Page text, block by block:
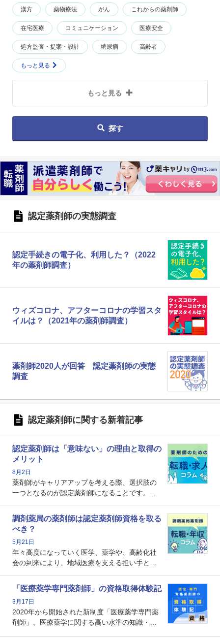
漢方 薬物療法 がん これからの薬剤師
在宅医療 コミュニケーション 医療安全
処方監査・提案・設計 糖尿病 高齢者
もっと見る
もっと見る
探す
認定薬剤師の実態調査
認定手続きの電子化、利用した？（2022
年の薬剤師調査）
ウィズコロナ、アフターコロナの学習スタ
イルは？（2021年の薬剤師調査）
薬剤師2020人が回答 認定薬剤師の実態
調査
認定薬剤師に関する新着記事
認定薬剤師は「意味ない」の理由と取得の
メリット
8月2日
薬剤師がキャリアアップを考える際、選択肢の
一つとなるのが認定薬剤師になることです。し
という声を聞いたことがあるかもしれません。
本記事では、認定薬剤師が「意味ない」といわ
れる理由や、取得するメリット、年収・キャリ
アへの影響を解説します。
調剤薬局の薬剤師は認定薬剤師資格を取る
べき？
5月21日
年々高度になっていく医学、薬学や、高齢化社
会の到来により、地域医療を支える担い手とし
で、重要度が増しているのが認定薬剤師という
資格です。認定薬剤師とはいったいどんな資格
なのでしょうか。それを取得するとどのような
メリットがあるのでしょうか。
「医療薬学専門薬剤師」の資格取得体験記
3月17日
2020年から開始された新制度「医療薬学専門薬
剤師」。医療薬学に関する高い水準の知識・技